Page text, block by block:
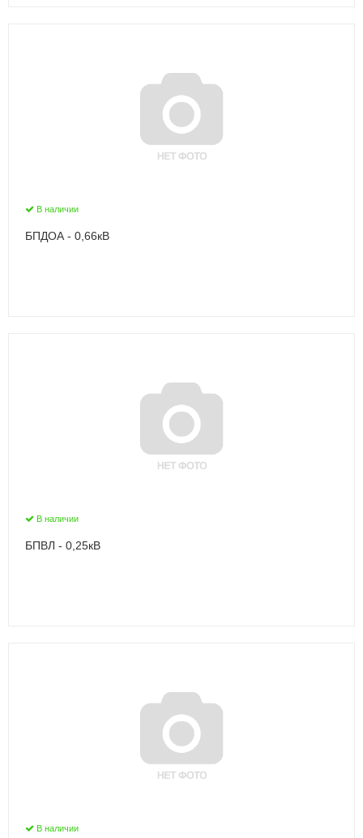
В наличии
БПДОА - 0,66кВ
В наличии
БПВЛ - 0,25кВ
В наличии